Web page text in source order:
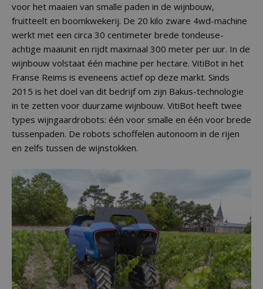
voor het maaien van smalle paden in de wijnbouw,
fruitteelt en boomkwekerij. De 20 kilo zware 4wd-machine
werkt met een circa 30 centimeter brede tondeuse-
achtige maaiunit en rijdt maximaal 300 meter per uur. In de
wijnbouw volstaat één machine per hectare. VitiBot in het
Franse Reims is eveneens actief op deze markt. Sinds
2015 is het doel van dit bedrijf om zijn Bakus-technologie
in te zetten voor duurzame wijnbouw. VitiBot heeft twee
types wijngaardrobots: één voor smalle en één voor brede
tussenpaden. De robots schoffelen autonoom in de rijen
en zelfs tussen de wijnstokken.